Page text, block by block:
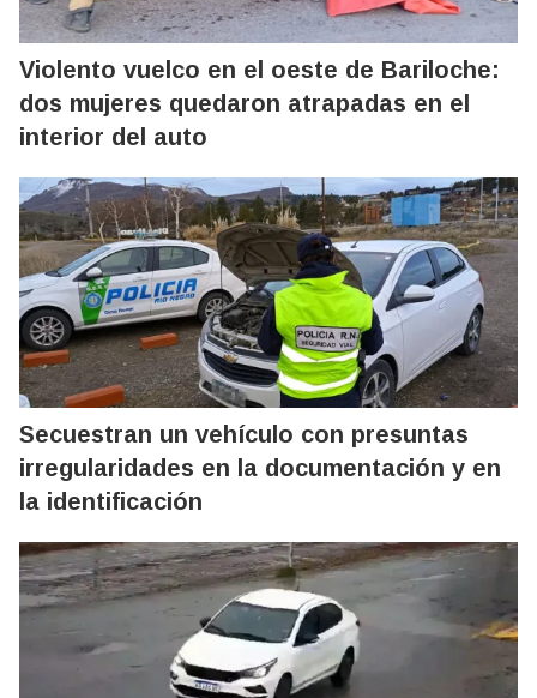
Violento vuelco en el oeste de Bariloche:
dos mujeres quedaron atrapadas en el
interior del auto
Secuestran un vehículo con presuntas
irregularidades en la documentación y en
la identificación